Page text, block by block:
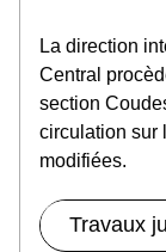
La direction
Central
section
circulation sur
modifiées.
Travaux